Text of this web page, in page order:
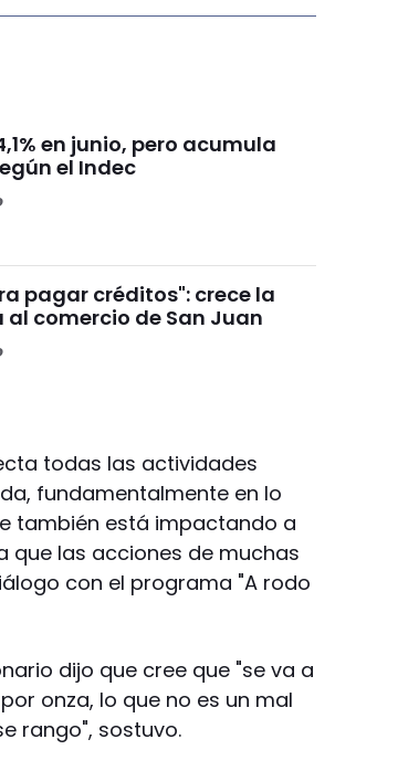
en junio, pero acumula
el Indec
pagar créditos": crece la
comercio de San Juan
todas las actividades
fundamentalmente en lo
también está impactando a
que las acciones de muchas
con el programa "A rodo
dijo que cree que "se va a
onza, lo que no es un mal
rango", sostuvo.